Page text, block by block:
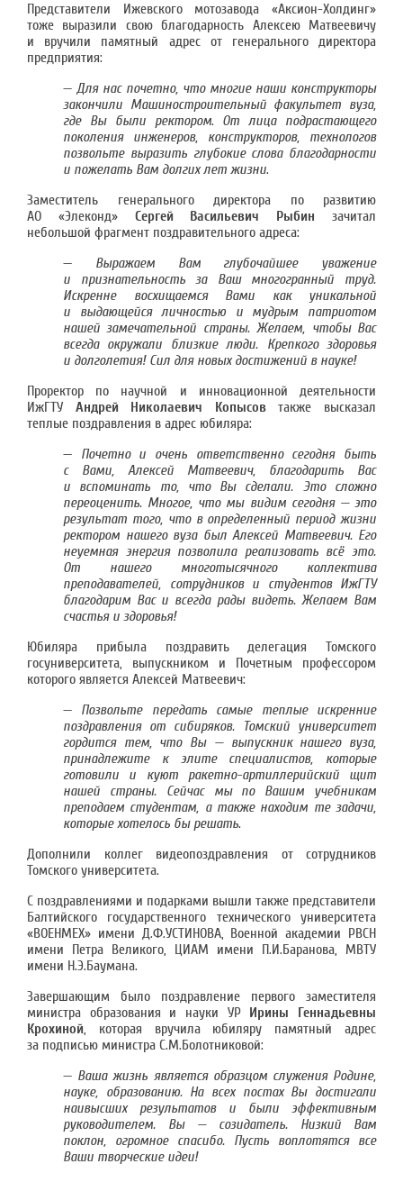
Представители Ижевского мотозавода «Аксион-Холдинг»
тоже выразили свою благодарность Алексею Матвеевичу
и вручили памятный адрес от генерального директора
предприятия:
— Для нас почетно, что многие наши конструкторы
закончили Машиностроительный факультет вуза,
где Вы были ректором. От лица подрастающего
поколения инженеров, конструкторов, технологов
позвольте выразить глубокие слова благодарности
и пожелать Вам долгих лет жизни.
Заместитель генерального директора по развитию
АО «Элеконд» Сергей Васильевич Рыбин зачитал
небольшой фрагмент поздравительного адреса:
— Выражаем Вам глубочайшее уважение
и признательность за Ваш многогранный труд.
Искренне восхищаемся Вами как уникальной
и выдающейся личностью и мудрым патриотом
нашей замечательной страны. Желаем, чтобы Вас
всегда окружали близкие люди. Крепкого здоровья
и долголетия! Сил для новых достижений в науке!
Проректор по научной и инновационной деятельности
ИжГТУ Андрей Николаевич Копысовтакже высказал
теплые поздравления в адрес юбиляра:
— Почетно и очень ответственно сегодня быть
с Вами, Алексей Матвеевич, благодарить Вас
и вспоминать то, что Вы сделали. Это сложно
переоценить. Многое, что мы видим сегодня — это
результат того, что в определенный период жизни
ректором нашего вуза был Алексей Матвеевич. Его
неуемная энергия позволила реализовать всё это.
От нашего многотысячного коллектива
преподавателей, сотрудников и студентов ИжГТУ
благодарим Вас и всегда рады видеть. Желаем Вам
счастья и здоровья!
Юбиляра прибыла поздравить делегация Томского
госуниверситета, выпускником и Почетным профессором
которого является Алексей Матвеевич:
— Позвольте передать самые теплые искренние
поздравления от сибиряков. Томский университет
гордится тем, что Вы — выпускник нашего вуза,
принадлежите к элите специалистов, которые
готовили и куют ракетно-артиллерийский щит
нашей страны. Сейчас мы по Вашим учебникам
преподаем студентам, а также находим те задачи,
которые хотелось бы решать.
Дополнили коллег видеопоздравления от сотрудников
Томского университета.
С поздравлениями и подарками вышли также представители
Балтийского государственного технического университета
«ВОЕНМЕХ» имени Д.Ф.УСТИНОВА, Военной академии РВСН
имени Петра Великого, ЦИАМ имени П.И.Баранова, МВТУ
имени Н.Э.Баумана.
Завершающим было поздравление первого заместителя
министра образования и науки УР Ирины Геннадьевны
Крохиной, которая вручила юбиляру памятный адрес
за подписью министра С.М.Болотниковой:
— Ваша жизнь является образцом служения Родине,
науке, образованию. На всех постах Вы достигали
наивысших результатов и были эффективным
руководителем. Вы — созидатель. Низкий Вам
поклон, огромное спасибо. Пусть воплотятся все
Ваши творческие идеи!